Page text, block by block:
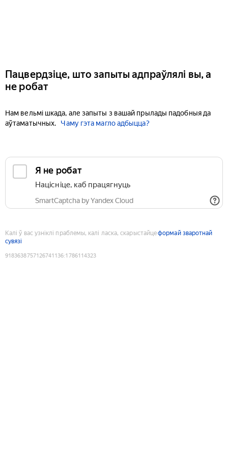
Пацвердзіце, што запыты адпраўлялі вы, а
не робат
Нам вельмі шкада, але запыты з вашай прылады падобныя да
аўтаматычных.
Чаму гэта магло адбыцца?
Я не робат
Націсніце, каб працягнуць
SmartCaptcha by Yandex Cloud
Калі ў вас узніклі праблемы, калі ласка, скарыстайцеформай зваротнай
сувязі
9183638757126741136:1786114323